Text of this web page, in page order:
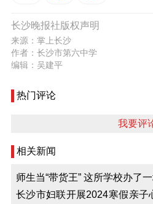
长沙晚报社版权声明
来源：掌上长沙
作者：长沙市第六中学
编辑：吴建平
热门评论
我要评
相关新闻
师生当“带货王” 这所学校办了
长沙市妇联开展2024寒假亲子